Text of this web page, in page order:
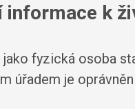
informace k
jako fyzická osoba
úřadem je oprávněn